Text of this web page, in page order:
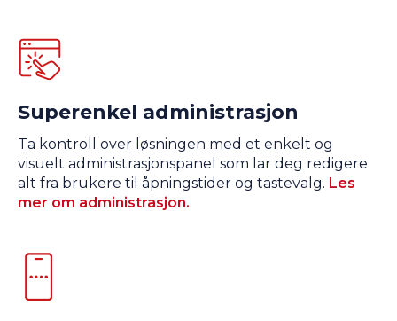
Superenkel administrasjon
Ta kontroll over løsningen med et enkelt og
visuelt administrasjonspanel som lar deg redigere
alt fra brukere til åpningstider og tastevalg. Les
mer om administrasjon.